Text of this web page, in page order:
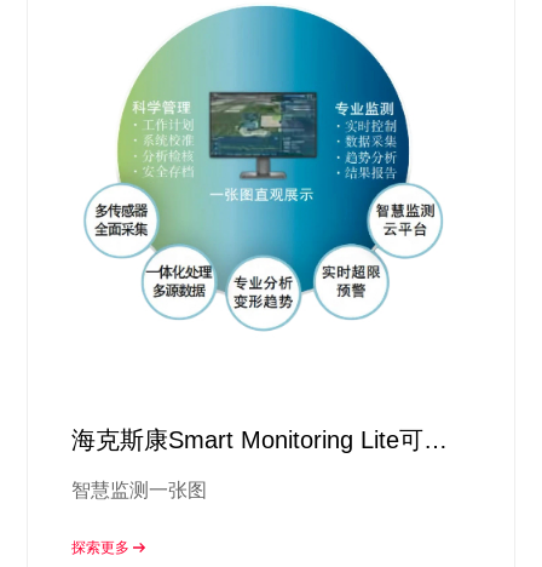
海克斯康Smart Monitoring Lite可视
智慧监测一张图
探索更多